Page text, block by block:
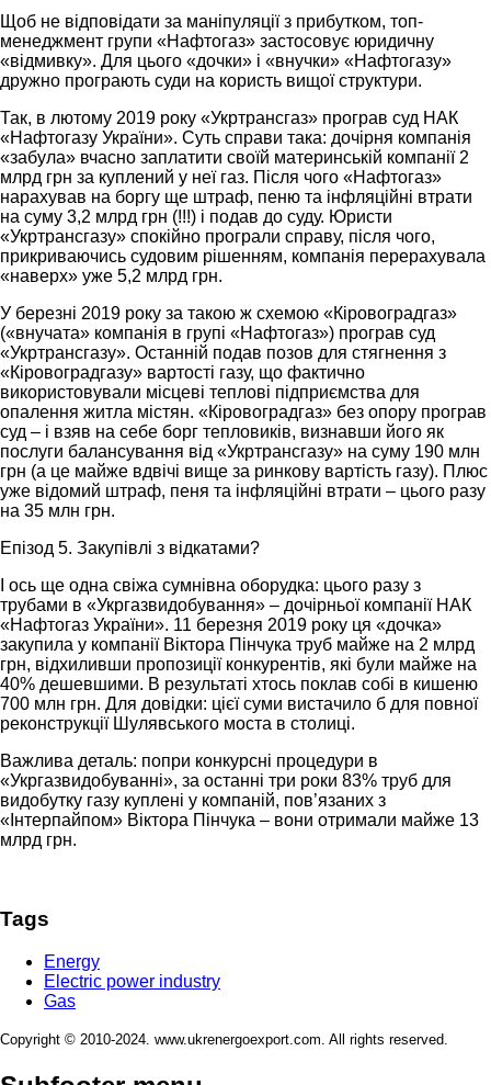
Щоб не відповідати за маніпуляції з прибутком, топ-
менеджмент групи «Нафтогаз» застосовує юридичну
«відмивку». Для цього «дочки» і «внучки» «Нафтогазу»
дружно програють суди на користь вищої структури.
Так, в лютому 2019 року «Укртрансгаз» програв суд НАК
«Нафтогазу України». Суть справи така: дочірня компанія
«забула» вчасно заплатити своїй материнській компанії 2
млрд грн за куплений у неї газ. Після чого «Нафтогаз»
нарахував на боргу ще штраф, пеню та інфляційні втрати
на суму 3,2 млрд грн (!!!) і подав до суду. Юристи
«Укртрансгазу» спокійно програли справу, після чого,
прикриваючись судовим рішенням, компанія перерахувала
«наверх» уже 5,2 млрд грн.
У березні 2019 року за такою ж схемою «Кіровоградгаз»
(«внучата» компанія в групі «Нафтогаз») програв суд
«Укртрансгазу». Останній подав позов для стягнення з
«Кіровоградгазу» вартості газу, що фактично
використовували місцеві теплові підприємства для
опалення житла містян. «Кіровоградгаз» без опору програв
суд – і взяв на себе борг тепловиків, визнавши його як
послуги балансування від «Укртрансгазу» на суму 190 млн
грн (а це майже вдвічі вище за ринкову вартість газу). Плюс
уже відомий штраф, пеня та інфляційні втрати – цього разу
на 35 млн грн.
Епізод 5. Закупівлі з відкатами?
І ось ще одна свіжа сумнівна оборудка: цього разу з
трубами в «Укргазвидобування» – дочірньої компанії НАК
«Нафтогаз України». 11 березня 2019 року ця «дочка»
закупила у компанії Віктора Пінчука труб майже на 2 млрд
грн, відхиливши пропозиції конкурентів, які були майже на
40% дешевшими. В результаті хтось поклав собі в кишеню
700 млн грн. Для довідки: цієї суми вистачило б для повної
реконструкції Шулявського моста в столиці.
Важлива деталь: попри конкурсні процедури в
«Укргазвидобуванні», за останні три роки 83% труб для
видобутку газу куплені у компаній, пов’язаних з
«Інтерпайпом» Віктора Пінчука – вони отримали майже 13
млрд грн.
Tags
Energy
Electric power industry
Gas
Copyright © 2010-2024. www.ukrenergoexport.com. All rights reserved.